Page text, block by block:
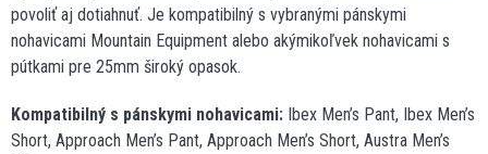
povoliť aj dotiahnuť. Je kompatibilný s vybranými pánskymi
nohavicami Mountain Equipment alebo akýmikoľvek nohavicami s
pútkami pre 25mm široký opasok.
Kompatibilný s pánskymi nohavicami: Ibex Men’s Pant, Ibex Men’s
Short, Approach Men’s Pant, Approach Men’s Short, Austra Men’s